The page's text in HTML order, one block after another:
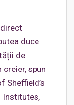
duce
de
spun
Sheffield’s
Institutes,